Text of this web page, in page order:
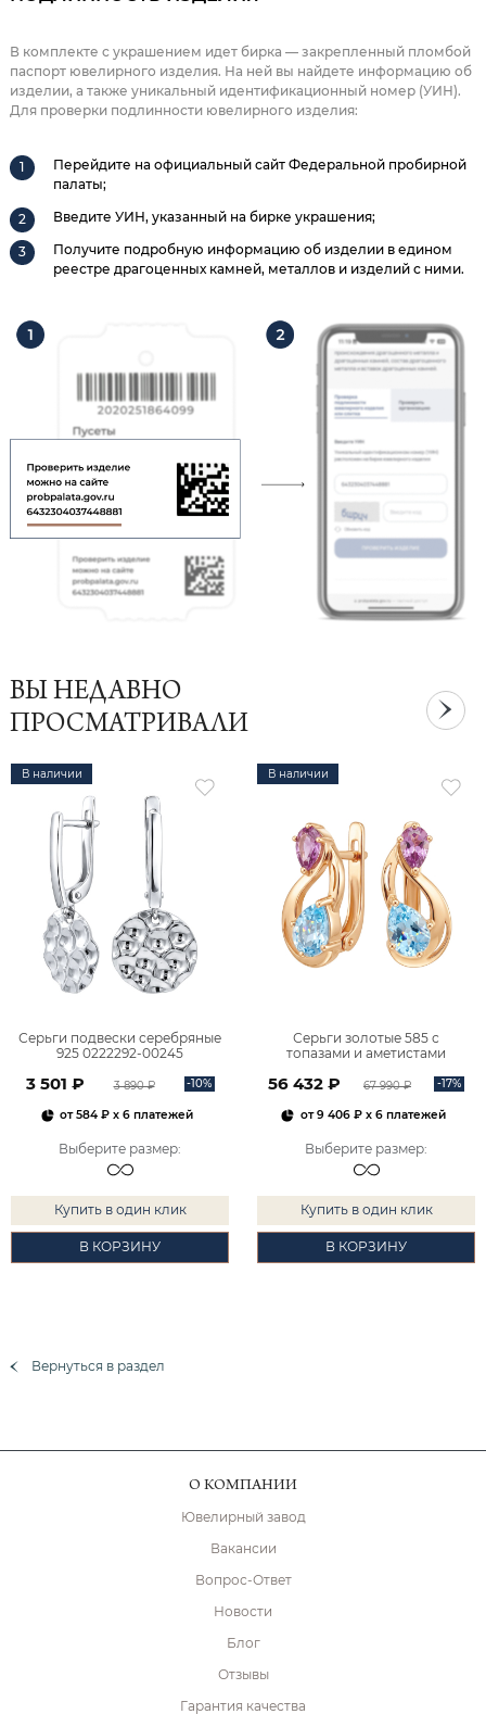
В комплекте с украшением идет бирка — закрепленный пломбой
паспорт ювелирного изделия. На ней вы найдете информацию об
изделии, а также уникальный идентификационный номер (УИН).
Для проверки подлинности ювелирного изделия:
Перейдите на официальный сайт Федеральной пробирной
палаты;
Введите УИН, указанный на бирке украшения;
Получите подробную информацию об изделии в едином
реестре драгоценных камней, металлов и изделий с ними.
ВЫ НЕДАВНО
ПРОСМАТРИВАЛИ
В наличии
Серьги подвески серебряные
925 0222292-00245
3 501 ₽ 3 890 ₽ -10%
от584 ₽ x 6 платежей
Выберите размер:
Купить в один клик
В КОРЗИНУ
В наличии
Серьги золотые 585 с
топазами и аметистами
56 432 ₽ 67 990 ₽ -17%
от9 406 ₽x 6 платежей
Выберите размер:
Купить в один клик
В КОРЗИНУ
Вернуться в раздел
О КОМПАНИИ
Ювелирный завод
Вакансии
Вопрос-Ответ
Новости
Блог
Отзывы
Гарантия качества